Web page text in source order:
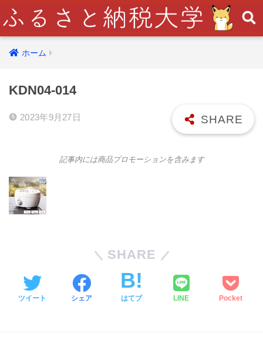
ホーム
KDN04-014
2023年9月27日
記事内には商品プロモーションを含みます
SHARE
ツイート シェア はてブ LINE Pocket